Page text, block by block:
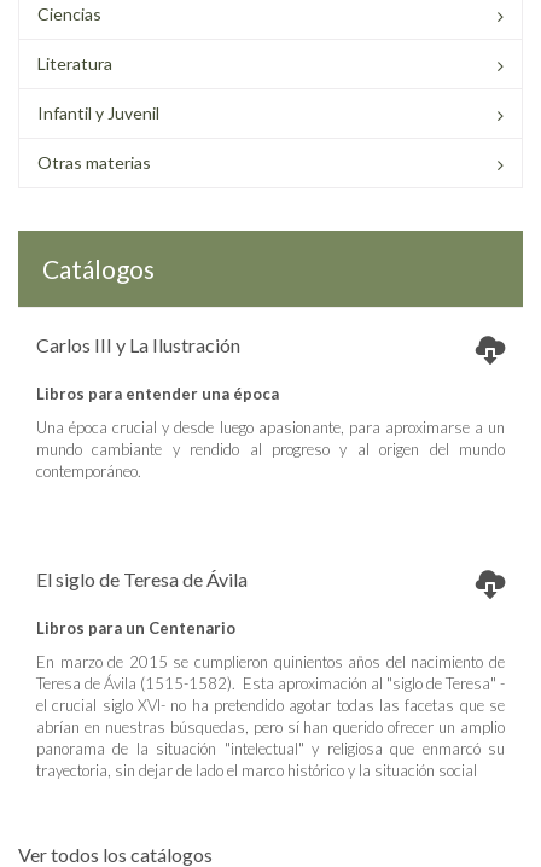
Ciencias
Literatura
Infantil y Juvenil
Otras materias
Catálogos
Carlos III y La Ilustración
Libros para entender una época
Una época crucial y desde luego apasionante, para aproximarse a un
mundo cambiante y rendido al progreso y al origen del mundo
contemporáneo.
El siglo de Teresa de Ávila
Libros para un Centenario
En marzo de 2015 se cumplieron quinientos años del nacimiento de
Teresa de Ávila (1515-1582). Esta aproximación al "siglo de Teresa" -
el crucial siglo XVI- no ha pretendido agotar todas las facetas que se
abrían en nuestras búsquedas, pero sí han querido ofrecer un amplio
panorama de la situación "intelectual" y religiosa que enmarcó su
trayectoria, sin dejar de lado el marco histórico y la situación social
Ver todos los catálogos